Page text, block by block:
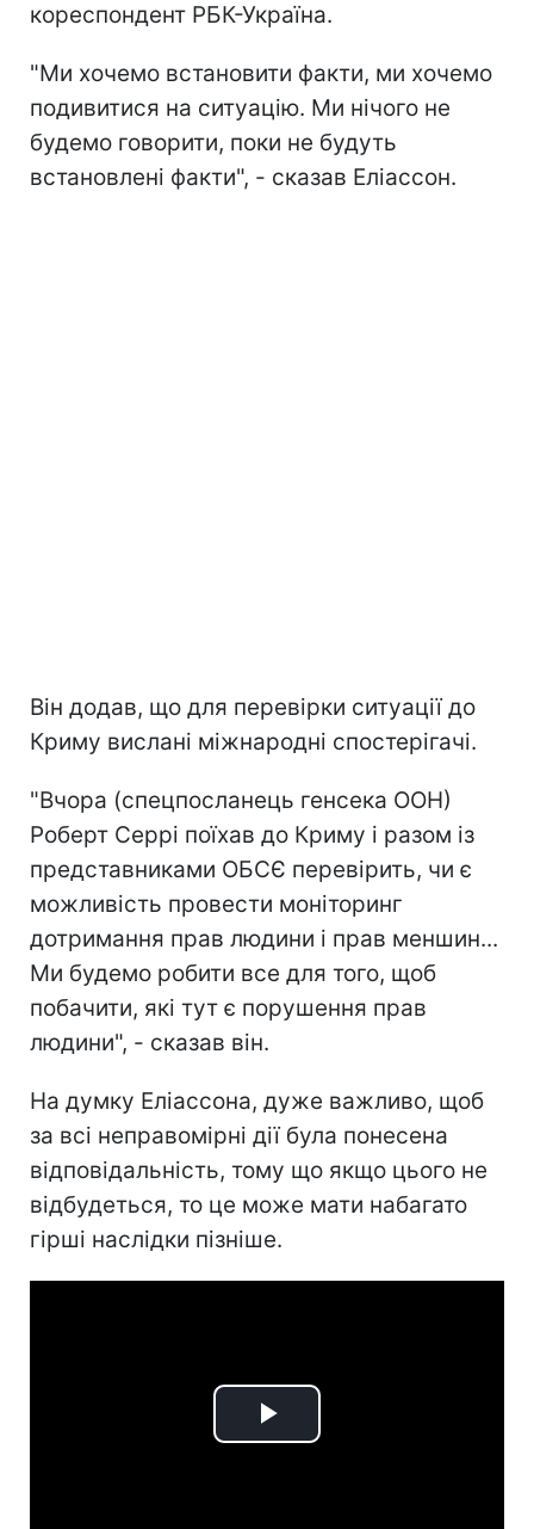
кореспондент РБК-Україна.
"Ми хочемо встановити факти, ми хочемо
подивитися на ситуацію. Ми нічого не
будемо говорити, поки не будуть
встановлені факти", - сказав Еліассон.
Він додав, що для перевірки ситуації до
Криму вислані міжнародні спостерігачі.
"Вчора (спецпосланець генсека ООН)
Роберт Серрі поїхав до Криму і разом із
представниками ОБСЄ перевірить, чи є
можливість провести моніторинг
дотримання прав людини і прав меншин...
Ми будемо робити все для того, щоб
побачити, які тут є порушення прав
людини", - сказав він.
На думку Еліассона, дуже важливо, щоб
за всі неправомірні дії була понесена
відповідальність, тому що якщо цього не
відбудеться, то це може мати набагато
гірші наслідки пізніше.
Play